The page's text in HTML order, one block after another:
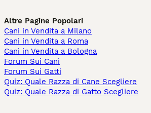
Altre Pagine Popolari
Cani in Vendita a Milano
Cani in Vendita a Roma
Cani in Vendita a Bologna
Forum Sui Cani
Forum Sui Gatti
Quiz: Quale Razza di Cane Scegliere
Quiz: Quale Razza di Gatto Scegliere